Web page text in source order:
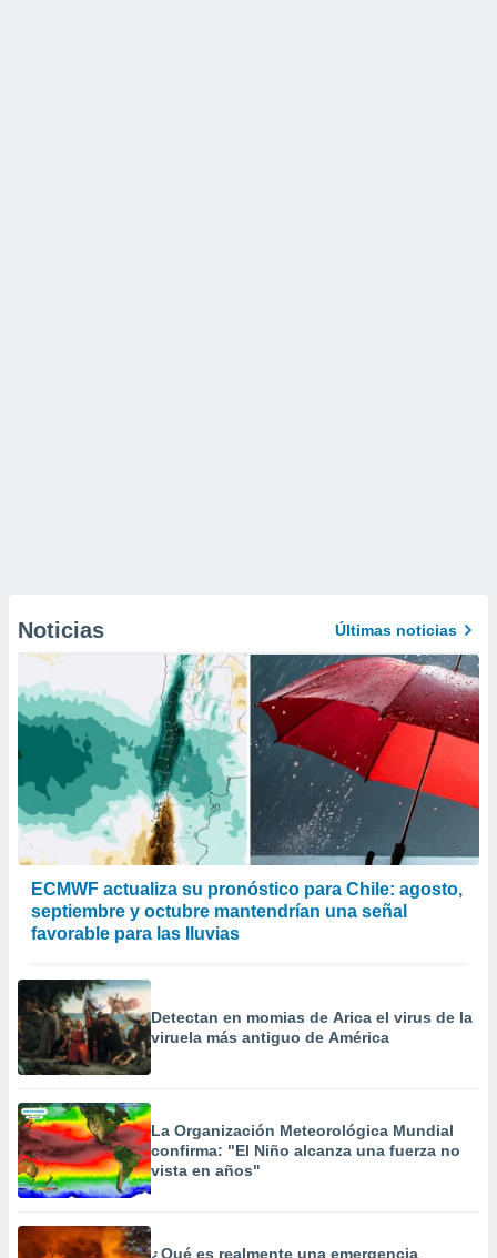
Noticias Últimas noticias
ECMWF actualiza su pronóstico para Chile: agosto,
septiembre y octubre mantendrían una señal
favorable para las lluvias
Detectan en momias de Arica el virus de la
viruela más antiguo de América
La Organización Meteorológica Mundial
confirma: "El Niño alcanza una fuerza no
vista en años"
¿Qué es realmente una emergencia